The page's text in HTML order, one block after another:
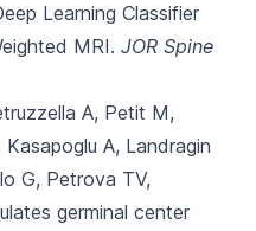
Learning Classifier
MRI. JOR Spine
A, Petit M,
Kasapoglu A, Landragin
G, Petrova TV,
germinal center